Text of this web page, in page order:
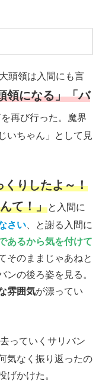
頭領は入間にも言
領になる」「バ
再び行った。魔界
いちゃん」として見
くりしたよ～！
て！」と入間に
さい 、と謝る入間に
あるから気を付けて
そのままじゃあねと
ンの後ろ姿を見る。
雰囲気が漂ってい
っていくサリバン
気なく振り返ったの
げかけた。